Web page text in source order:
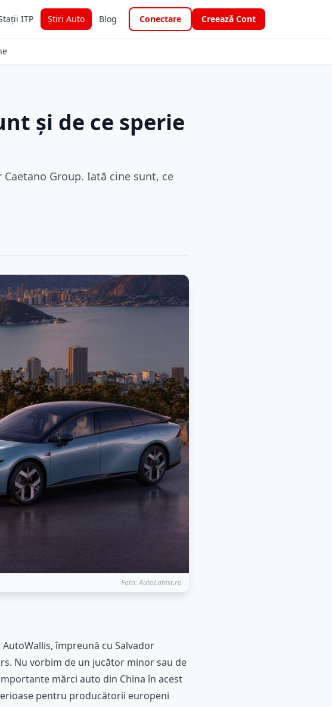
ITP Știri Auto Blog Conectare Creează Cont
și de ce sperie
Group. Iată cine sunt, ce
Foto: AutoLatest.ro
împreună cu Salvador
Nu vorbim de un jucător minor sau de
mărci auto din China în acest
pentru producătorii europeni